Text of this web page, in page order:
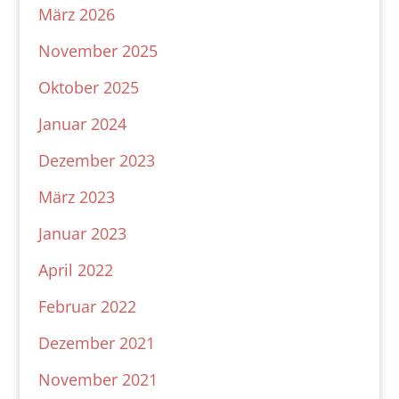
März 2026
November 2025
Oktober 2025
Januar 2024
Dezember 2023
März 2023
Januar 2023
April 2022
Februar 2022
Dezember 2021
November 2021